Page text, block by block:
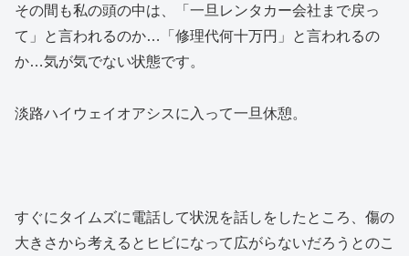
その間も私の頭の中は、「一旦レンタカー会社まで戻っ
て」と言われるのか…「修理代何十万円」と言われるの
か…気が気でない状態です。
淡路ハイウェイオアシスに入って一旦休憩。
すぐにタイムズに電話して状況を話しをしたところ、傷の
大きさから考えるとヒビになって広がらないだろうとのこ